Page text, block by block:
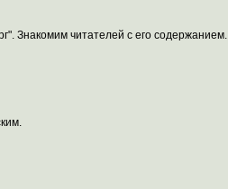
Знакомим читателей с его содержанием.